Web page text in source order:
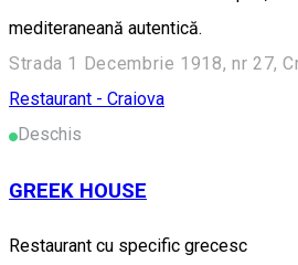
mediteraneană autentică.
Strada 1 Decembrie 1918, nr 27,
Restaurant - Craiova
Deschis
GREEK HOUSE
Restaurant cu specific grecesc